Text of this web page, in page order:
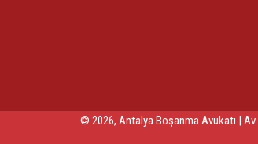
© 2026, Antalya Boşanma Avukatı | Av.